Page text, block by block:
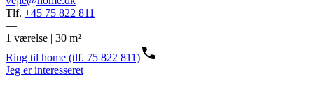
Tlf. +45 75 822 811
—
1 værelse | 30 m²
Ring til home (tlf. 75 822 811)
Jeg er interesseret